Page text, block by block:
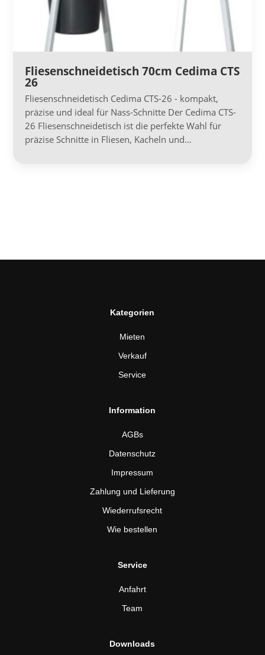
Fliesenschneidetisch 70cm Cedima CTS
26
Fliesenschneidetisch Cedima CTS-26 - kompakt,
präzise und ideal für Nass-Schnitte Der Cedima CTS-
26 Fliesenschneidetisch ist die perfekte Wahl für
präzise Schnitte in Fliesen, Kacheln und…
Kategorien
Mieten
Verkauf
Service
Information
AGBs
Datenschutz
Impressum
Zahlung und Lieferung
Wiederrufsrecht
Wie bestellen
Service
Anfahrt
Team
Downloads